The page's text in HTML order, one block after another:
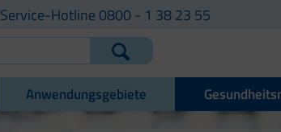
Service-Hotline 0800 - 1 38 23 55
Anwendungsgebiete